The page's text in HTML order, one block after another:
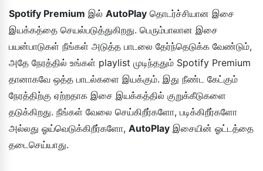
Spotify Premium இல் AutoPlay தொடர்ச்சியான இசை
இயக்கத்தை செயல்படுத்துகிறது. பெரும்பாலான இசை
பயன்பாடுகள் நீங்கள் அடுத்த பாடலை தேர்ந்தெடுக்க வேண்டும்,
அதே நேரத்தில் உங்கள் playlist முடிந்ததும் Spotify Premium
தானாகவே ஒத்த பாடல்களை இயக்கும். இது நீண்ட கேட்கும்
நேரத்திற்கு ஏற்றதாக இசை இயக்கத்தில் குறுக்கீடுகளை
தடுக்கிறது. நீங்கள் வேலை செய்கிறீர்களோ, படிக்கிறீர்களோ
அல்லது ஓய்வெடுக்கிறீர்களோ, AutoPlay இசையின் ஓட்டத்தை
தடைசெய்யாது.